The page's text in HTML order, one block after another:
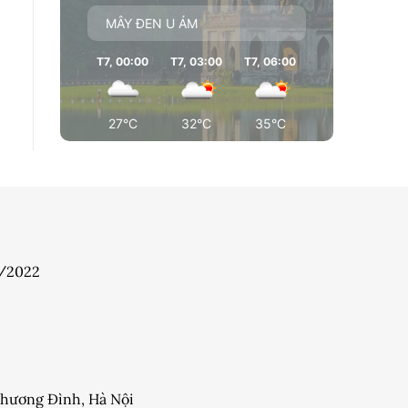
MÂY ĐEN U ÁM
T7, 00:00
27°C
T7, 03:00
32°C
T7, 06:00
35°C
2022
Đình, Hà Nội